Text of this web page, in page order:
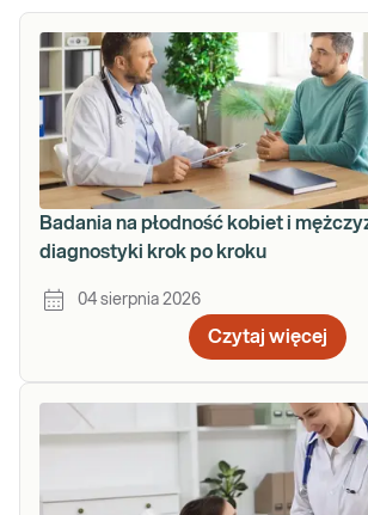
Badania na płodność kobiet i
diagnostyki krok po kroku
04 sierpnia 2026
Czytaj więcej